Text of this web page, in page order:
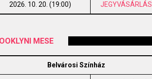
2026. 10. 20. (19:00) JEGYVÁSÁRLÁS
MESE
Belvárosi Színház